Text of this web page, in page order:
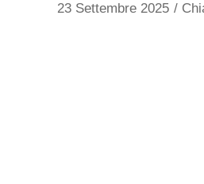
23 Settembre 2025 /